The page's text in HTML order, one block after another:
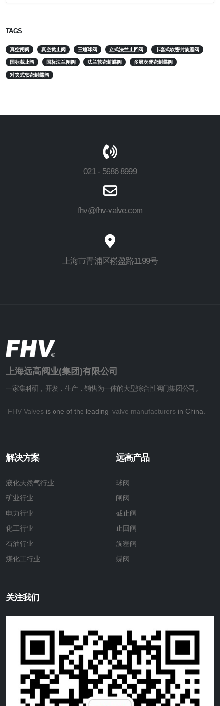
TAGS
真空闸阀 真空截止阀 三通球阀 立式法兰止回阀 卡套式软密封旋塞阀
国标截止阀 国标法兰闸阀 法兰软密封蝶阀 多层次硬密封蝶阀
对夹式软密封蝶阀
021 - 5986 8999
fhv@fhv-valve.com
上海市青浦区崧盈路1199号
上海远高阀业(集团)有限公司
一家集科研，开发，生产，销售为一体的大型综合性阀门集团公司。
FHV Valves is one of the leading valve manufacturers in China.
解决方案
液化天然气行业
矿业行业
电力行业
化工行业
石油行业
煤化工行业
远高产品
球阀
闸阀
截止阀
止回阀
旋塞阀
蝶阀
关注我们